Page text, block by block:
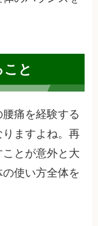
と
痛を経験する
ますよね。再
とが意外と大
使い方全体を